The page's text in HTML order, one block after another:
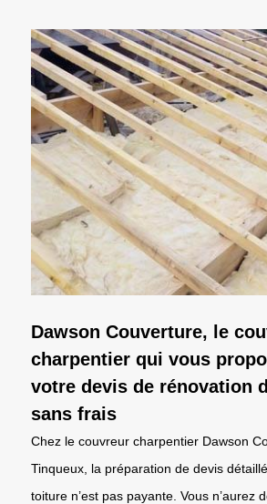
Dawson Couverture, le
charpentier qui vous
votre devis de rénovation
sans frais
Chez le couvreur charpentier Dawson
Tinqueux, la préparation de devis
toiture n’est pas payante. Vous n’aurez